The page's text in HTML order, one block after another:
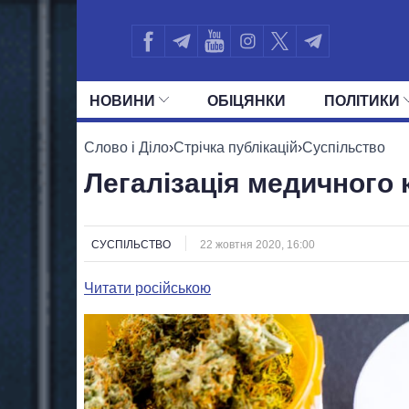
НОВИНИ ОБIЦЯНКИ ПОЛIТИКИ
УСІ ПОЛІТИКИ ПРЕЗИДЕНТ І ОФІС
Слово і Діло›Стрічка публікацій›Суспільство
Легалізація
СУСПІЛЬСТВО 22 жовтня 2020, 16:00
Читати російською